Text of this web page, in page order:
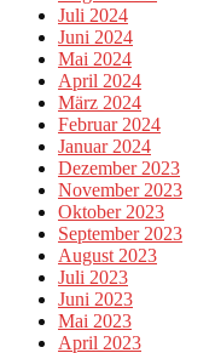
Juli 2024
Juni 2024
Mai 2024
April 2024
März 2024
Februar 2024
Januar 2024
Dezember 2023
November 2023
Oktober 2023
September 2023
August 2023
Juli 2023
Juni 2023
Mai 2023
April 2023